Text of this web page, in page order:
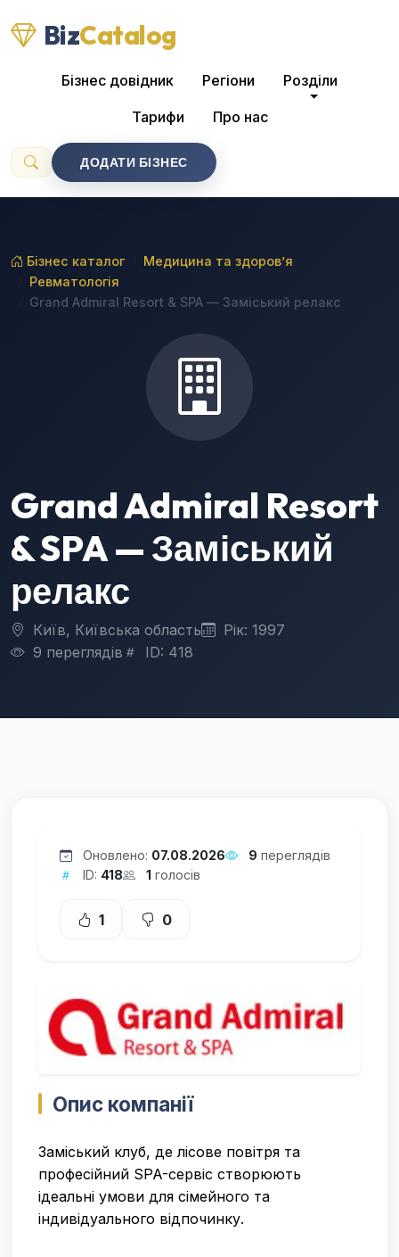
BizCatalog
Бізнес довідник Регіони Розділи
Тарифи Про нас
ДОДАТИ БІЗНЕС
Бізнес каталог
Медицина та здоров’я
Ревматологія
Grand Admiral Resort & SPA — Заміський релакс
Grand Admiral Resort
& SPA — Заміський
релакс
Київ, Київська область
Рік: 1997
9 переглядів
ID: 418
Оновлено: 07.08.2026 9 переглядів
ID: 418 1 голосів
1 0
Опис компанії
Заміський клуб, де лісове повітря та
професійний SPA-сервіс створюють
ідеальні умови для сімейного та
індивідуального відпочинку.